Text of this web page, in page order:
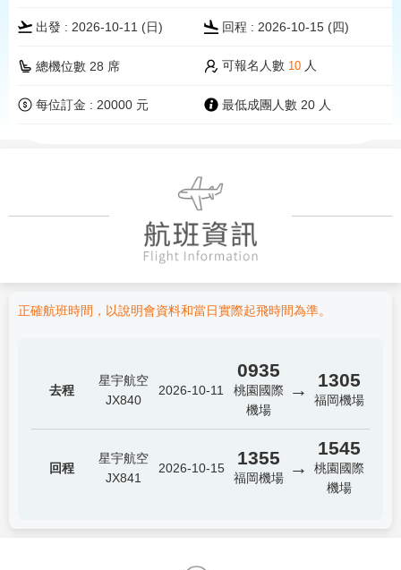
出發 : 2026-10-11 (日) 回程 : 2026-10-15 (四)
總機位數 28 席 可報名人數 10 人
每位訂金 : 20000 元 最低成團人數 20 人
正確航班時間，以說明會資料和當日實際起飛時間為準。
去程
星宇航空
JX840
2026-10-11
0935
桃園國際
機場
→ 1305
福岡機場
回程
星宇航空
JX841
2026-10-15 1355
福岡機場 →
1545
桃園國際
機場